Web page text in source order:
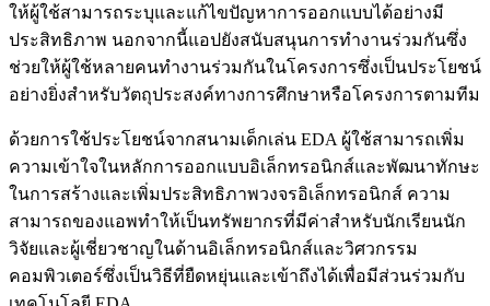
ให้ผู้ใช้สามารถระบุและแก้ไขปัญหาการออกแบบได้อย่างมี
ประสิทธิภาพ นอกจากนี้แอปยังสนับสนุนการทำงานร่วมกันซึ่ง
ช่วยให้ผู้ใช้หลายคนทำงานร่วมกันในโครงการซึ่งเป็นประโยชน์
อย่างยิ่งสำหรับวัตถุประสงค์ทางการศึกษาหรือโครงการตามทีม
ด้วยการใช้ประโยชน์จากสนามเด็กเล่น EDA ผู้ใช้สามารถเพิ่ม
ความเข้าใจในหลักการออกแบบอิเล็กทรอนิกส์และพัฒนาทักษะ
ในการสร้างและเพิ่มประสิทธิภาพวงจรอิเล็กทรอนิกส์ ความ
สามารถของแอพทำให้เป็นทรัพยากรที่มีค่าสำหรับนักเรียนนัก
วิจัยและผู้เชี่ยวชาญในด้านอิเล็กทรอนิกส์และวิศวกรรม
คอมพิวเตอร์ซึ่งเป็นวิธีที่ยืดหยุ่นและเข้าถึงได้เพื่อมีส่วนร่วมกับ